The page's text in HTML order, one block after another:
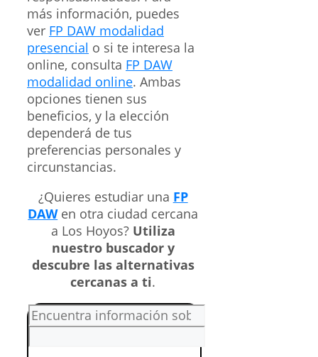
más información, puedes
ver FP DAW modalidad
presencial o si te interesa la
online, consulta FP DAW
modalidad online. Ambas
opciones tienen sus
beneficios, y la elección
dependerá de tus
preferencias personales y
circunstancias.
¿Quieres estudiar una FP
DAWen otra ciudad cercana
a Los Hoyos? Utiliza
nuestro buscador y
descubre las alternativas
cercanas a ti.